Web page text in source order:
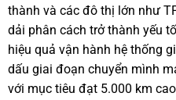
thành và các đô thị lớn như
dải phân cách trở thành yếu
hiệu quả vận hành hệ thống
dấu giai đoạn chuyển mình
với mục tiêu đạt 5.000 km